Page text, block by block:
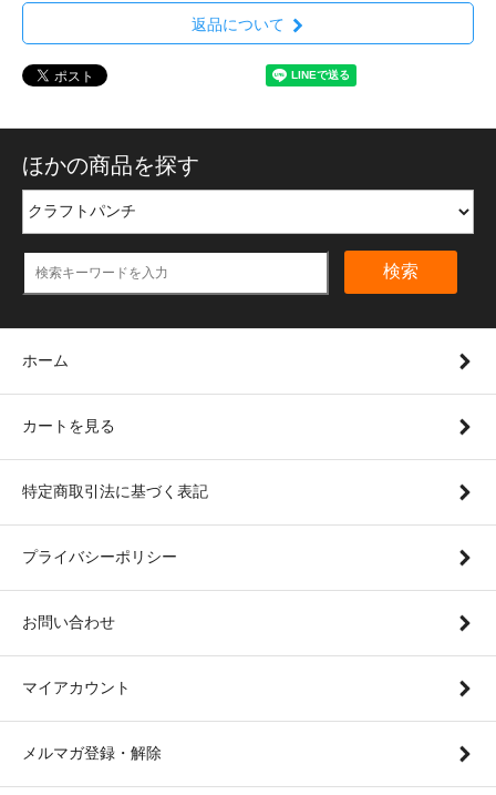
返品について
ほかの商品を探す
検索
ホーム
カートを見る
特定商取引法に基づく表記
プライバシーポリシー
お問い合わせ
マイアカウント
メルマガ登録・解除